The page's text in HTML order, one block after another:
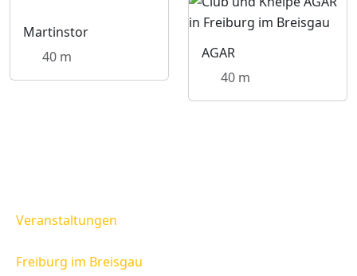
Martinstor
40 m
AGAR
40 m
Veranstaltungen
Freiburg im Breisgau